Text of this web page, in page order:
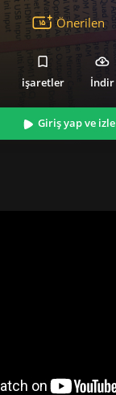
Önerilen
işaretler İndir
Giriş yap ve izle